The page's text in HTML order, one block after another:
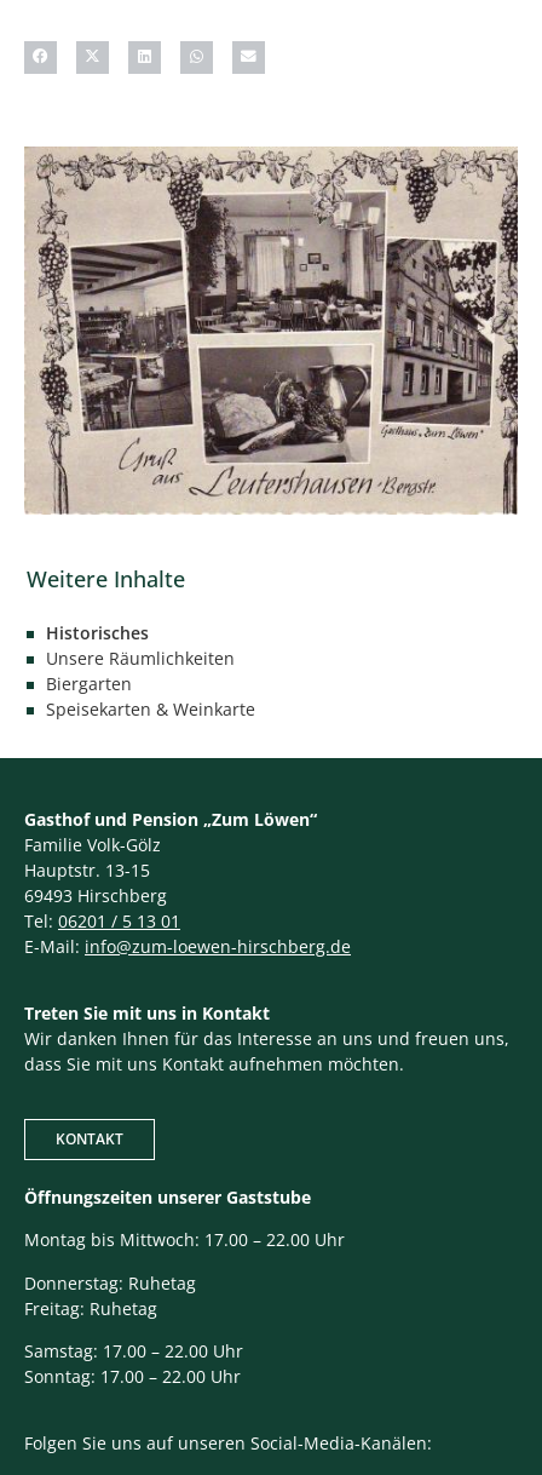
Historisches
Unsere Räumlichkeiten
Biergarten
Speisekarten & Weinkarte
Gasthof und Pension „Zum Löwen“
Familie Volk-Gölz
Hauptstr. 13-15
69493 Hirschberg
Tel: 06201 / 5 13 01
E-Mail: info@zum-loewen-hirschberg.de
Treten Sie mit uns in Kontakt
Wir danken Ihnen für das Interesse an uns und freuen uns,
dass Sie mit uns Kontakt aufnehmen möchten.
KONTAKT
Öffnungszeiten unserer Gaststube
Montag bis Mittwoch: 17.00 – 22.00 Uhr
Donnerstag: Ruhetag
Freitag: Ruhetag
Samstag: 17.00 – 22.00 Uhr
Sonntag: 17.00 – 22.00 Uhr
Folgen Sie uns auf unseren Social-Media-Kanälen: